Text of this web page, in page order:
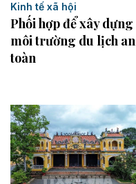
Kinh tế xã hội
Phối hợp để xây dựng
môi trường du lịch an
toàn